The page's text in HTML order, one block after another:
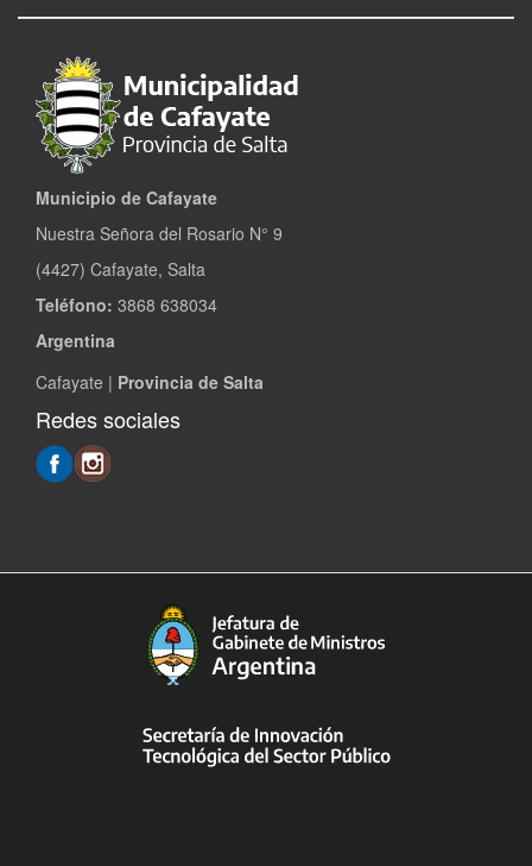
Municipio de Cafayate
Nuestra Señora del Rosario N° 9
(4427) Cafayate, Salta
Teléfono: 3868 638034
Argentina
Cafayate | Provincia de Salta
Redes sociales